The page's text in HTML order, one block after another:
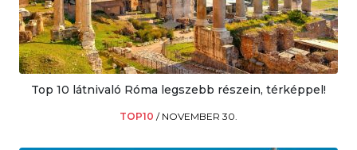
Top 10 látnivaló Róma legszebb részein, térképpel!
TOP10 / NOVEMBER 30.